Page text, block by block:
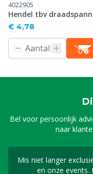
4022905
Hendel tbv
€ 4,78
Bel voor persoonlijk
naar
Mis niet langer
en onze events.